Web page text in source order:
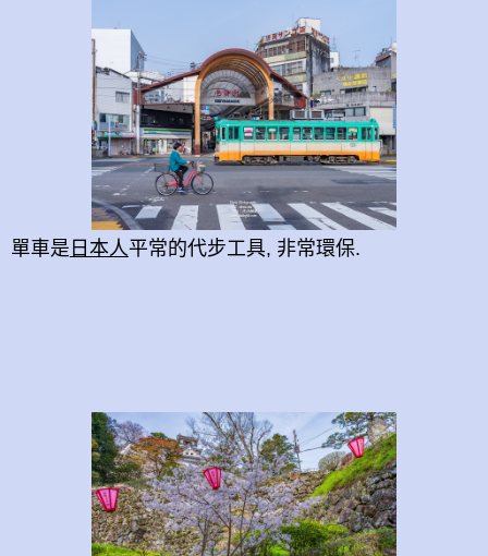
單車是 日本人平常的代步工具, 非常環保.